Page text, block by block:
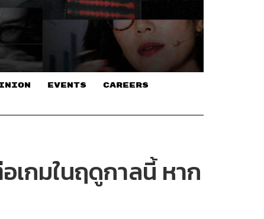
EVENTS CAREERS
เกมในฤดูกาลนี้ หาก